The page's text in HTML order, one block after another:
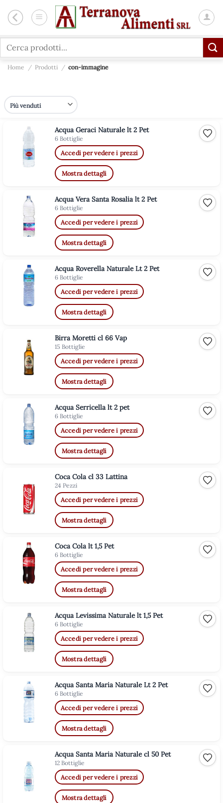
Cerca:
Home / Prodotti / con-immagine
Acqua Geraci Naturale lt 2 Pet
6 Bottiglie
Accedi per vedere i prezzi
Mostra dettagli
Acqua Vera Santa Rosalia lt 2 Pet
6 Bottiglie
Accedi per vedere i prezzi
Mostra dettagli
Acqua Roverella Naturale Lt 2 Pet
6 Bottiglie
Accedi per vedere i prezzi
Mostra dettagli
Birra Moretti cl 66 Vap
15 Bottiglie
Accedi per vedere i prezzi
Mostra dettagli
Acqua Serricella lt 2 pet
6 Bottiglie
Accedi per vedere i prezzi
Mostra dettagli
Coca Cola cl 33 Lattina
24 Pezzi
Accedi per vedere i prezzi
Mostra dettagli
Coca Cola lt 1,5 Pet
6 Bottiglie
Accedi per vedere i prezzi
Mostra dettagli
Acqua Levissima Naturale lt 1,5 Pet
6 Bottiglie
Accedi per vedere i prezzi
Mostra dettagli
Acqua Santa Maria Naturale Lt 2 Pet
6 Bottiglie
Accedi per vedere i prezzi
Mostra dettagli
Acqua Santa Maria Naturale cl 50 Pet
12 Bottiglie
Accedi per vedere i prezzi
Mostra dettagli